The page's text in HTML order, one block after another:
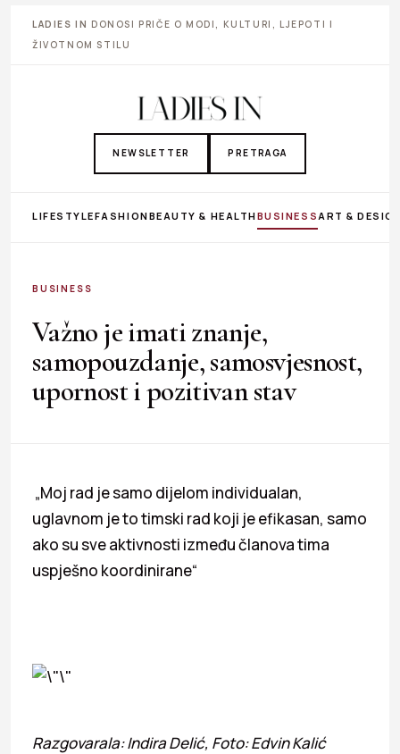
LADIES IN DONOSI PRIČE O MODI, KULTURI, LJEPOTI I
ŽIVOTNOM STILU
NEWSLETTER PRETRAGA
LIFESTYLEFASHIONBEAUTY & HEALTHBUSINESS ART &
BUSINESS
Važno je imati znanje,
samopouzdanje, samosvjesnost,
upornost i pozitivan stav
„Moj rad je samo dijelom individualan,
uglavnom je to timski rad koji je efikasan, samo
ako su sve aktivnosti između članova tima
uspješno koordinirane“
Razgovarala: Indira Delić, Foto: Edvin Kalić